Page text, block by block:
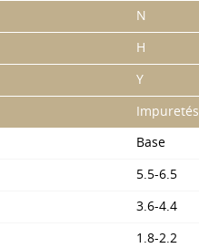
N
H
Y
Impuretés
Base
5.5-6.5
3.6-4.4
1.8-2.2